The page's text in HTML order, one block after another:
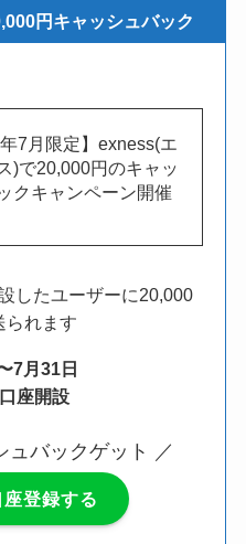
円キャッシュバック
年7月限定】exness(エ
)で20,000円のキャッ
クキャンペーン開催
したユーザーに20,000
られます
7月31日
座開設
ュバックゲット ／
登録する